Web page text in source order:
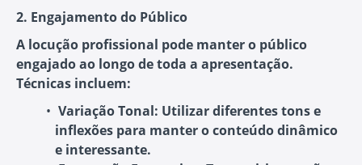
2. Engajamento do Público
A locução profissional pode manter o público
engajado ao longo de toda a apresentação.
Técnicas incluem:
Variação Tonal: Utilizar diferentes tons e
inflexões para manter o conteúdo dinâmico
e interessante.